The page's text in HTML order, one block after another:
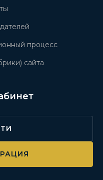
процесс
сайта